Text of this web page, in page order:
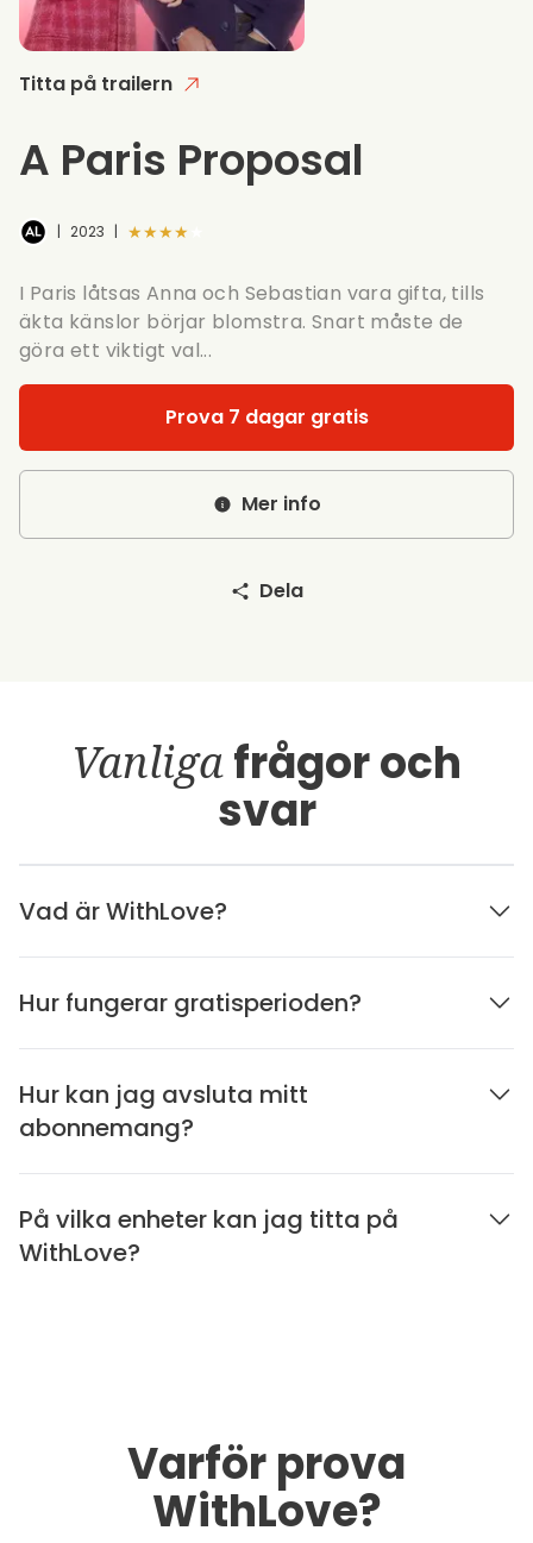
Titta på trailern
A Paris Proposal
| 2023 | ★★★★★
I Paris låtsas Anna och Sebastian vara gifta, tills
äkta känslor börjar blomstra. Snart måste de
göra ett viktigt val...
Prova 7 dagar gratis
Mer info
Dela
Vanligafrågor och
svar
Vad är WithLove?
Hur fungerar gratisperioden?
Hur kan jag avsluta mitt
abonnemang?
På vilka enheter kan jag titta på
WithLove?
Varför prova
WithLove?